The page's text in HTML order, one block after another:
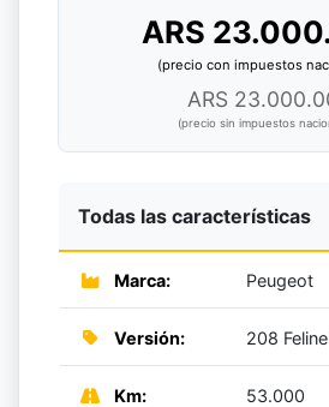
ARS
(precio con impuestos
ARS
(precio sin impuestos
Todas las características
Marca: Peugeot
Versión: 208
Km: 53.000